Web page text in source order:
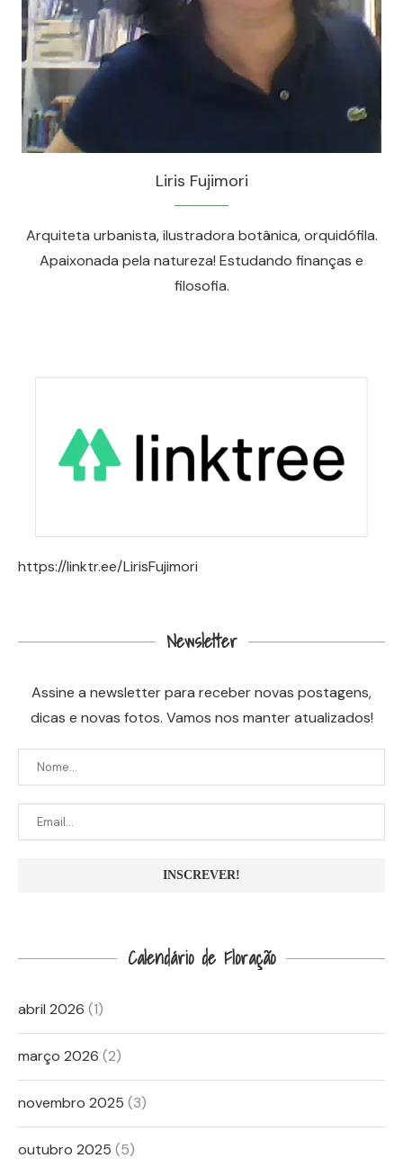
Liris Fujimori
Arquiteta urbanista, ilustradora botânica, orquidófila.
Apaixonada pela natureza! Estudando finanças e
filosofia.
https://linktr.ee/LirisFujimori
Newsletter
Assine a newsletter para receber novas postagens,
dicas e novas fotos. Vamos nos manter atualizados!
Calendário de Floração
abril 2026 (1)
março 2026 (2)
novembro 2025 (3)
outubro 2025 (5)